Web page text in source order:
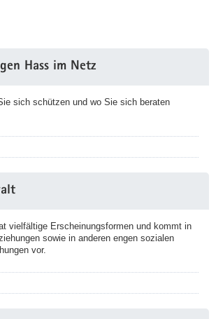
Hass im Netz
sich schützen und wo Sie sich beraten
vielfältige Erscheinungsformen und kommt in
sowie in anderen engen sozialen
vor.